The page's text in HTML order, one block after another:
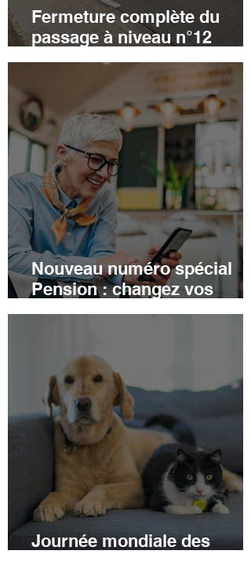
Fermeture complète du
passage à niveau n°12
(Route de Ham) les 15 et 16
Nouveau numéro spécial
Pension : changez vos
habitudes dès le 1er
Journée mondiale des